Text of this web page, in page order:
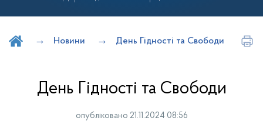
Новини День Гідності та Свободи
День Гідності та Свободи
опубліковано 21.11.2024 08:56